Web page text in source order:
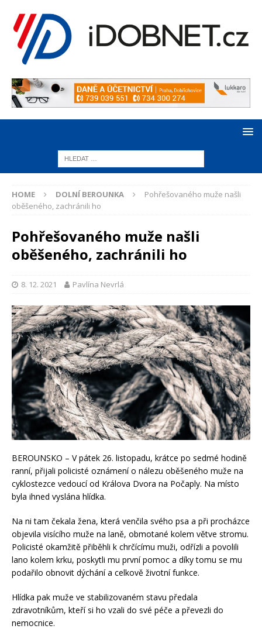
HOME DOLNÍ BEROUNKA
Pohřešovaného muže našli
oběšeného, zachránili ho
Pohřešovaného muže našli
oběšeného, zachránili ho
8. 12. 2021 Pavlína Nevrlá
BEROUNSKO – V pátek 26. listopadu, krátce po sedmé hodině
ranní, přijali policisté oznámení o nálezu oběšeného muže na
cyklostezce vedoucí od Králova Dvora na Počaply. Na místo
byla ihned vyslána hlídka.
Na ni tam čekala žena, která venčila svého psa a při procházce
objevila visícího muže na laně, obmotané kolem větve stromu.
Policisté okamžitě přiběhli k chrčícímu muži, odřízli a povolili
lano kolem krku, poskytli mu první pomoc a díky tomu se mu
podařilo obnovit dýchání a celkově životní funkce.
Hlídka pak muže ve stabilizovaném stavu předala
zdravotníkům, kteří si ho vzali do své péče a převezli do
nemocnice.